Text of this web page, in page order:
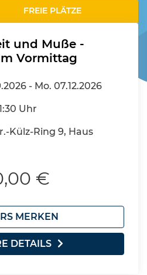
FREIE PLÄTZE
und Muße -
Vormittag
- Mo. 07.12.2026
Uhr
Külz-Ring 9, Haus
€
MERKEN
DETAILS